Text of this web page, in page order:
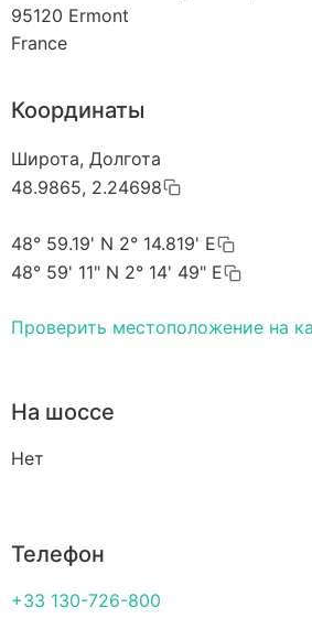
95120 Ermont
France
Координаты
Широта, Долгота
48.9865, 2.24698
48° 59.19' N 2° 14.819' E
48° 59' 11" N 2° 14' 49" E
Проверить местоположение на
На шоссе
Нет
Телефон
+33 130-726-800